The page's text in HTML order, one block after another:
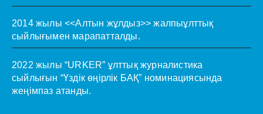
2014 жылы <<Алтын жұлдыз>> жалпыұлттық
сыйлығымен марапатталды.
2022 жылы “URKER” ұлттық журналистика
сыйлығын “Үздік өңірлік БАҚ” номинациясында
жеңімпаз атанды.